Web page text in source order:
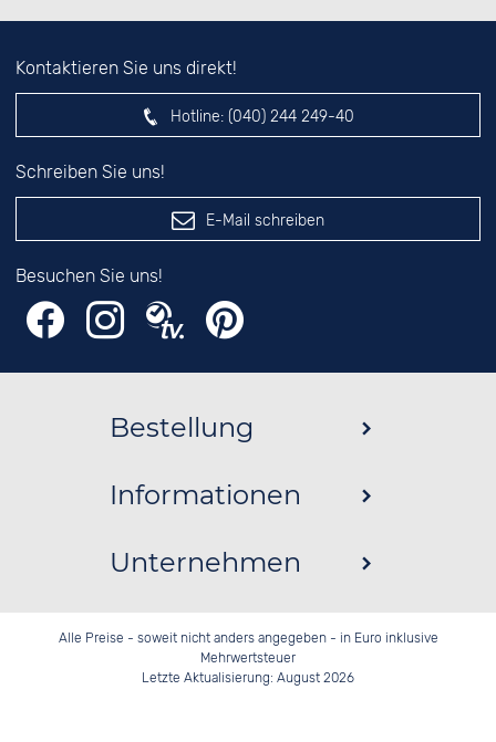
Kontaktieren Sie uns direkt!
Hotline: (040) 244 249-40
Schreiben Sie uns!
E-Mail schreiben
Besuchen Sie uns!
Bestellung
Informationen
Unternehmen
Alle Preise - soweit nicht anders angegeben - in Euro inklusive
Mehrwertsteuer
Letzte Aktualisierung: August 2026